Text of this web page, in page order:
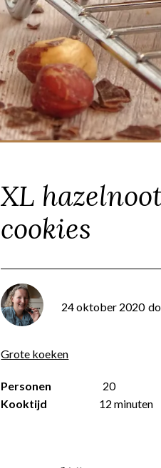
XL
cookies
24 oktober 2020
Grote koeken
Personen 20
Kooktijd
12 minuten